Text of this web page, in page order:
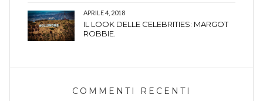
APRILE 4, 2018
IL LOOK DELLE CELEBRITIES: MARGOT
ROBBIE.
COMMENTI RECENTI